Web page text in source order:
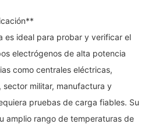
es ideal para probar y verificar el
electrógenos de alta potencia
como centrales eléctricas,
sector militar, manufactura y
pruebas de carga fiables. Su
amplio rango de temperaturas de